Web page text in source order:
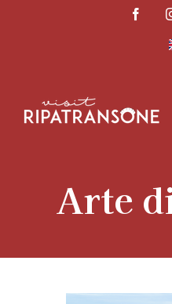
Arte